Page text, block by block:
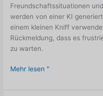
Freundschaftssituationen
werden von einer KI
einem kleinen Kniff
Rückmeldung, dass es
zu warten.
Neue
Version
Mehr lesen "